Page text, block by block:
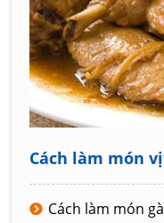
Cách làm món
Cách làm món